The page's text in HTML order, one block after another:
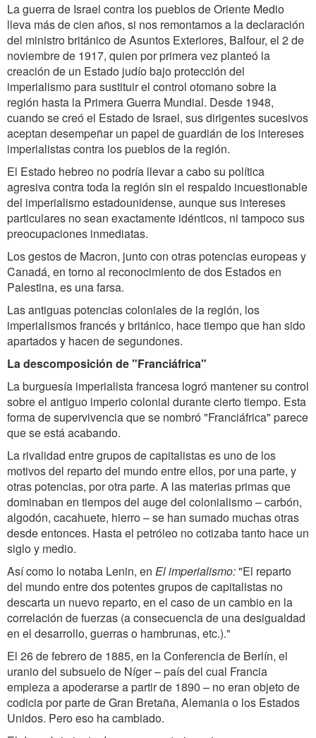
La guerra de Israel contra los pueblos de Oriente Medio
lleva más de cien años, si nos remontamos a la declaración
del ministro británico de Asuntos Exteriores, Balfour, el 2 de
noviembre de 1917, quien por primera vez planteó la
creación de un Estado judío bajo protección del
imperialismo para sustituir el control otomano sobre la
región hasta la Primera Guerra Mundial. Desde 1948,
cuando se creó el Estado de Israel, sus dirigentes sucesivos
aceptan desempeñar un papel de guardián de los intereses
imperialistas contra los pueblos de la región.
El Estado hebreo no podría llevar a cabo su política
agresiva contra toda la región sin el respaldo incuestionable
del imperialismo estadounidense, aunque sus intereses
particulares no sean exactamente idénticos, ni tampoco sus
preocupaciones inmediatas.
Los gestos de Macron, junto con otras potencias europeas y
Canadá, en torno al reconocimiento de dos Estados en
Palestina, es una farsa.
Las antiguas potencias coloniales de la región, los
imperialismos francés y británico, hace tiempo que han sido
apartados y hacen de segundones.
La descomposición de "Franciáfrica"
La burguesía imperialista francesa logró mantener su control
sobre el antiguo imperio colonial durante cierto tiempo. Esta
forma de supervivencia que se nombró "Franciáfrica" parece
que se está acabando.
La rivalidad entre grupos de capitalistas es uno de los
motivos del reparto del mundo entre ellos, por una parte, y
otras potencias, por otra parte. A las materias primas que
dominaban en tiempos del auge del colonialismo – carbón,
algodón, cacahuete, hierro – se han sumado muchas otras
desde entonces. Hasta el petróleo no cotizaba tanto hace un
siglo y medio.
Así como lo notaba Lenin, en El imperialismo:"El reparto
del mundo entre dos potentes grupos de capitalistas no
descarta un nuevo reparto, en el caso de un cambio en la
correlación de fuerzas (a consecuencia de una desigualdad
en el desarrollo, guerras o hambrunas, etc.)."
El 26 de febrero de 1885, en la Conferencia de Berlín, el
uranio del subsuelo de Níger– país del cual Francia
empieza a apoderarse a partir de 1890 – no eran objeto de
codicia por parte de Gran Bretaña, Alemania o los Estados
Unidos. Pero eso ha cambiado.